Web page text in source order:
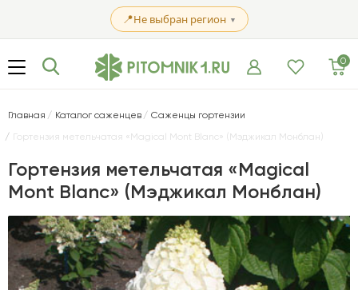
📍Не выбран регион ▼
0
Главная Каталог саженцев
Саженцы гортензии
Гортензия метельчатая «Magical Mont Blanc» (Мэджикал Монблан)
Гортензия метельчатая «Magical
Mont Blanc» (Мэджикал Монблан)